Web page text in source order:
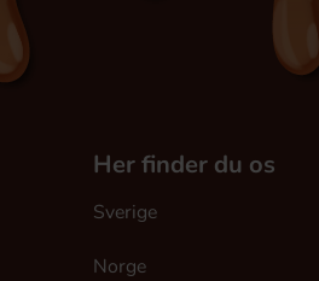
Her finder du os
Sverige
Norge